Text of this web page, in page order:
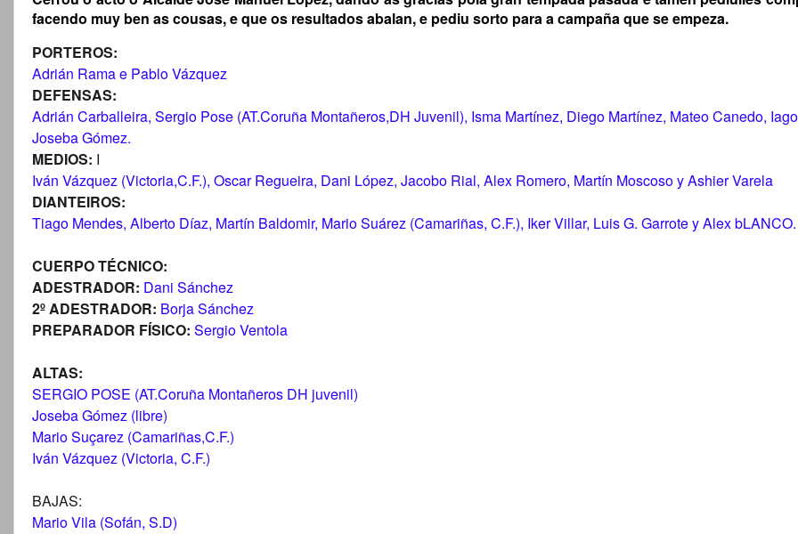
facendo muy ben as cousas, e que os resultados abalan, e pediu sorto para a campaña que se empeza.
PORTEROS:
Adrián Rama e Pablo Vázquez
DEFENSAS:
Adrián Carballeira, Sergio Pose (AT.Coruña Montañeros,DH Juvenil), Isma Martínez, Diego Martínez, Mateo Canedo,
Joseba Gómez.
MEDIOS: I
Iván Vázquez (Victoria,C.F.), Oscar Regueira, Dani López, Jacobo Rial, Alex Romero, Martín Moscoso y Ashier Varela
DIANTEIROS:
Tiago Mendes, Alberto Díaz, Martín Baldomir, Mario Suárez (Camariñas, C.F.), Iker Villar, Luis G. Garrote y Alex bLANCO.
CUERPO TÉCNICO:
ADESTRADOR: Dani Sánchez
2º ADESTRADOR: Borja Sánchez
PREPARADOR FÍSICO: Sergio Ventola
ALTAS:
SERGIO POSE (AT.Coruña Montañeros DH juvenil)
Joseba Gómez (libre)
Mario Suçarez (Camariñas,C.F.)
Iván Vázquez (Victoria, C.F.)
BAJAS:
Mario Vila (Sofán, S.D)